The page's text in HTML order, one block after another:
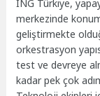
ING Türkiye,
merkezinde
geliştirmekte
orkestrasyon
test ve devreye
kadar pek çok